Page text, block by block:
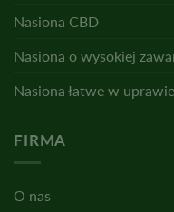
Nasiona CBD
Nasiona o wysokiej
Nasiona łatwe w uprawie
FIRMA
O nas